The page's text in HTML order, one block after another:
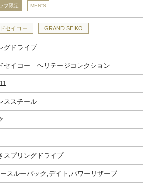
プ限定 MEN'S
セイコー GRAND SEIKO
グドライブ
セイコー ヘリテージコレクション
ススチール
スプリングドライブ
スルーバック,デイト,パワーリザーブ